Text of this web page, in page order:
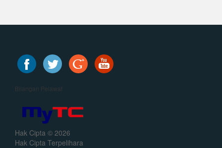
Bilangan Pelawat
Hak Cipta © 2026
Hak Cipta Terpelihara